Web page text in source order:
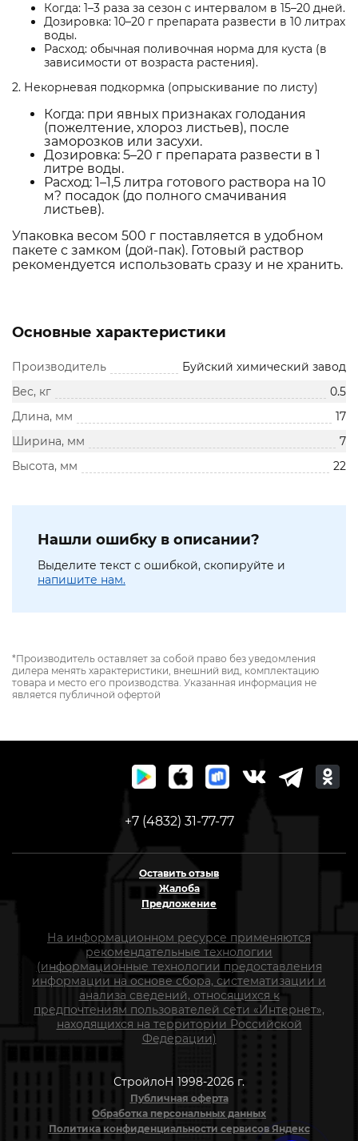
Когда: 1–3 раза за сезон с интервалом в 15–20 дней.
Дозировка: 10–20 г препарата развести в 10 литрах
воды.
Расход: обычная поливочная норма для куста (в
зависимости от возраста растения).
2. Некорневая подкормка (опрыскивание по листу)
Когда: при явных признаках голодания
(пожелтение, хлороз листьев), после
заморозков или засухи.
Дозировка: 5–20 г препарата развести в 1
литре воды.
Расход: 1–1,5 литра готового раствора на 10
м? посадок (до полного смачивания
листьев).
Упаковка весом 500 г поставляется в удобном
пакете с замком (дой-пак). Готовый раствор
рекомендуется использовать сразу и не хранить.
Основные характеристики
Производитель
Буйский химический завод
Вес, кг
0.5
Длина, мм
17
Ширина, мм
7
Высота, мм
22
Нашли ошибку в описании?
Выделите текст с ошибкой, скопируйте и
напишите нам.
*Производитель оставляет за собой право без уведомления
дилера менять характеристики, внешний вид, комплектацию
товара и место его производства. Указанная информация не
является публичной офертой
+7 (4832) 31-77-77
Оставить отзыв
Жалоба
Предложение
На информационном ресурсе применяются
рекомендательные технологии
(информационные технологии предоставления
информации на основе сбора, систематизации и
анализа сведений, относящихся к
предпочтениям пользователей сети «Интернет»,
находящихся на территории Российской
Федерации)
СтройлоН 1998-2026 г.
Публичная оферта
Обработка персональных данных
Политика конфиденциальности сервисов Яндекс